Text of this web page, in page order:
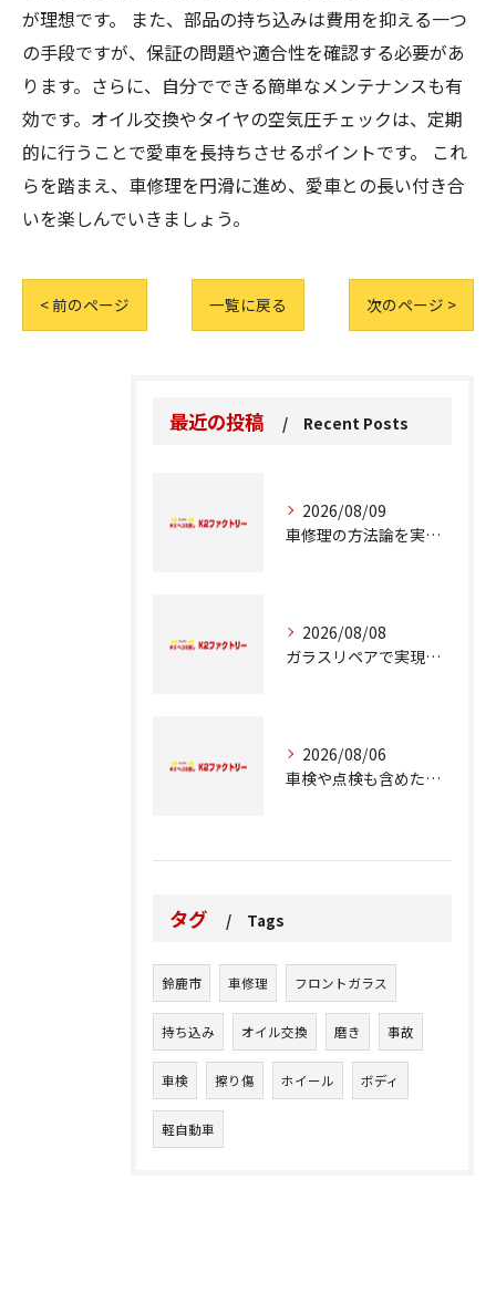
が理想です。 また、部品の持ち込みは費用を抑える一つ
の手段ですが、保証の問題や適合性を確認する必要があ
ります。さらに、自分でできる簡単なメンテナンスも有
効です。オイル交換やタイヤの空気圧チェックは、定期
的に行うことで愛車を長持ちさせるポイントです。 これ
らを踏まえ、車修理を円滑に進め、愛車との長い付き合
いを楽しんでいきましょう。
< 前のページ 一覧に戻る 次のページ >
最近の投稿 Recent Posts
2026/08/09
車修理の方法論を実例とコスト比較で徹底解説
2026/08/08
ガラスリペアで実現する交換前の応急処置の重要性
2026/08/06
車検や点検も含めた車修理の重要ポイント解説
タグ Tags
鈴鹿市 車修理 フロントガラス
持ち込み オイル交換 磨き 事故
車検 擦り傷 ホイール ボディ
軽自動車